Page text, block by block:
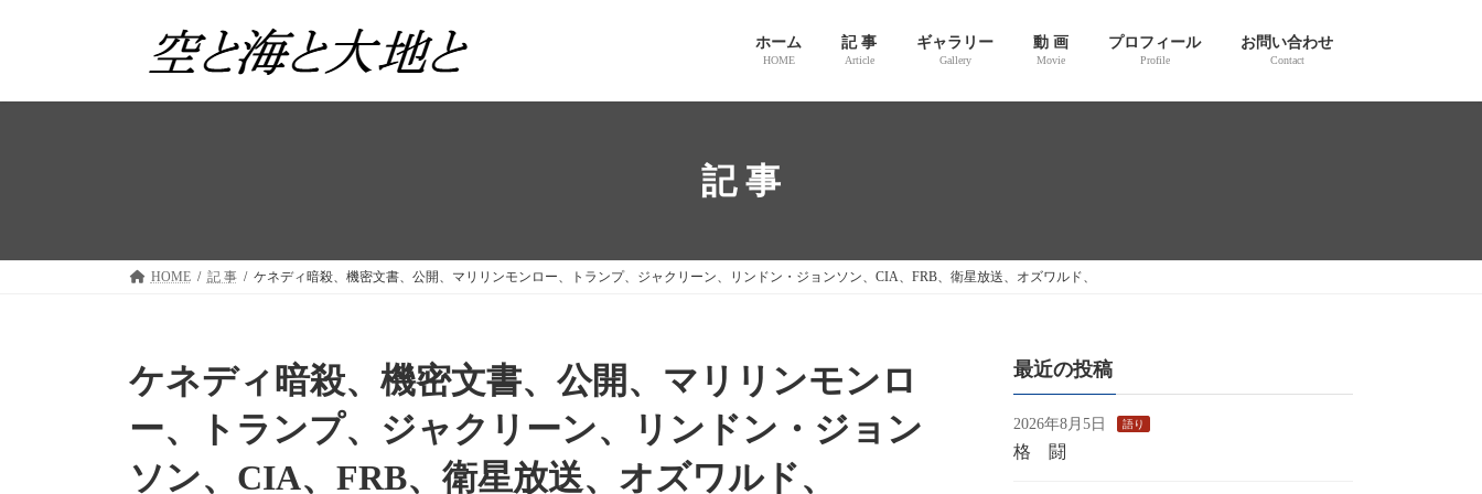
ツ
シ
ホーム
HOME
記 事
Article
ギャラリー
Gallery
動 画
Movie
プロフィール
Profile
お問い合わせ
Contact
記 事
HOME 記 事 ケネディ暗殺、機密文書、公開、マリリンモンロー、トランプ、ジャクリーン、リンドン・ジョンソン、CIA、FRB、衛星放送、オズワルド、
ケネディ暗殺、機密文書、公開、マリリンモンロ
ー、トランプ、ジャクリーン、リンドン・ジョン
ソン、CIA、FRB、衛星放送、オズワルド、
最近の投稿
2026年8月5日 語り
格 闘